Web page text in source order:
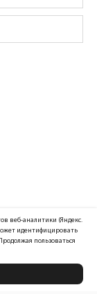
веб-аналитики (Яндекс.
идентифицировать
пользоваться